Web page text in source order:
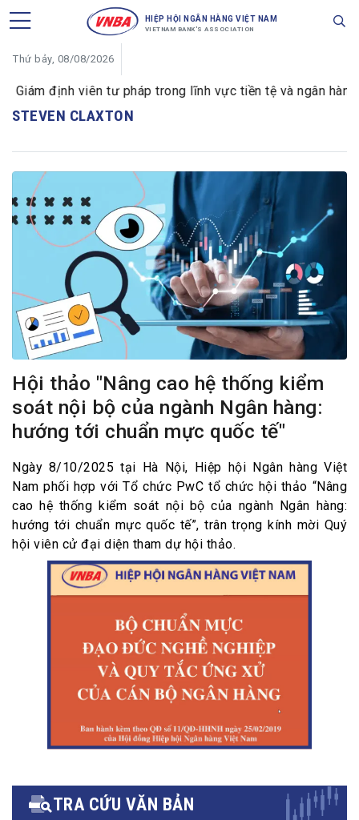
HIỆP HỘI NGÂN HÀNG VIỆT NAM
VIETNAM BANK'S ASSOCIATION
Thứ bảy, 08/08/2026
Giám định viên tư pháp trong lĩnh vực tiền tệ và ngân hàng
STEVEN CLAXTON
Hội thảo "Nâng cao hệ thống kiểm
soát nội bộ của ngành Ngân hàng:
hướng tới chuẩn mực quốc tế"
Ngày 8/10/2025 tại Hà Nội, Hiệp hội Ngân hàng Việt
Nam phối hợp với Tổ chức PwC tổ chức hội thảo “Nâng
cao hệ thống kiểm soát nội bộ của ngành Ngân hàng:
hướng tới chuẩn mực quốc tế”, trân trọng kính mời Quý
hội viên cử đại diện tham dự hội thảo.
TRA CỨU VĂN BẢN